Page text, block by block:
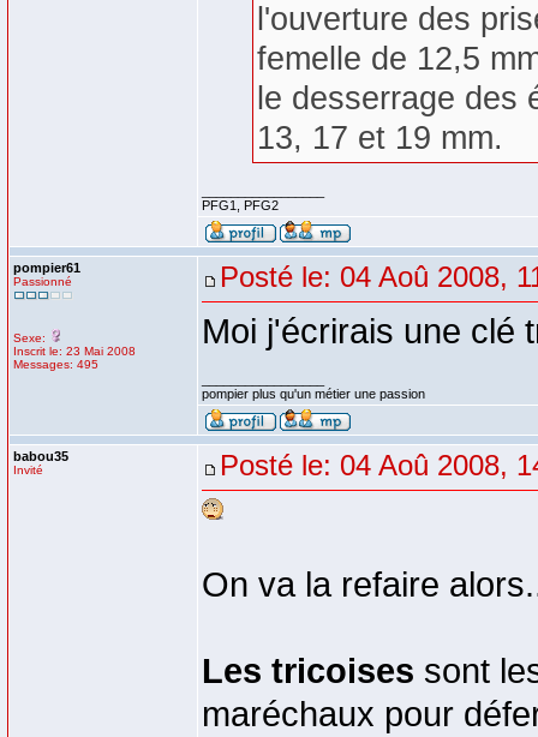
l'ouverture des
femelle de 12,5
le desserrage des
13, 17 et 19 mm.
PFG1, PFG2
pompier61
Passionné
Sexe:
Inscrit le: 23 Mai 2008
Messages: 495
Posté le: 04 Aoû 2008,
Moi j'écrirais une clé
pompier plus qu'un métier une passion
babou35
Invité Posté le: 04 Aoû 2008,
On va la refaire
Les tricoises sont
maréchaux pour